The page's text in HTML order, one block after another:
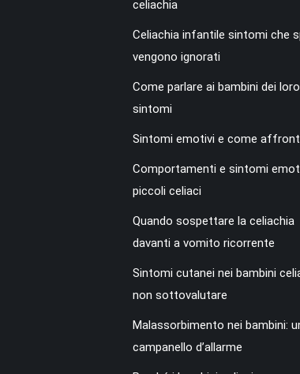
celiachia
Celiachia infantile sintomi che
vengono ignorati
Come parlare ai bambini dei loro
sintomi
Sintomi emotivi e come
Comportamenti e sintomi
piccoli celiaci
Quando sospettare la celiachia
davanti a vomito ricorrente
Sintomi cutanei nei bambini
non sottovalutare
Malassorbimento nei bambini:
campanello d’allarme